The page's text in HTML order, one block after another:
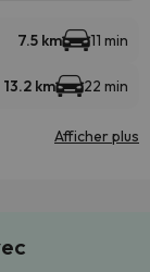
7.5 km 11 min
13.2 km 22 min
Afficher plus